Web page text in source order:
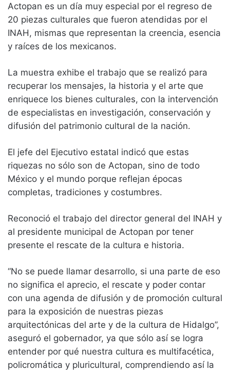
Actopan es un día muy especial por el regreso de
20 piezas culturales que fueron atendidas por el
INAH, mismas que representan la creencia, esencia
y raíces de los mexicanos.
La muestra exhibe el trabajo que se realizó para
recuperar los mensajes, la historia y el arte que
enriquece los bienes culturales, con la intervención
de especialistas en investigación, conservación y
difusión del patrimonio cultural de la nación.
El jefe del Ejecutivo estatal indicó que estas
riquezas no sólo son de Actopan, sino de todo
México y el mundo porque reflejan épocas
completas, tradiciones y costumbres.
Reconoció el trabajo del director general del INAH y
al presidente municipal de Actopan por tener
presente el rescate de la cultura e historia.
“No se puede llamar desarrollo, si una parte de eso
no significa el aprecio, el rescate y poder contar
con una agenda de difusión y de promoción cultural
para la exposición de nuestras piezas
arquitectónicas del arte y de la cultura de Hidalgo”,
aseguró el gobernador, ya que sólo así se logra
entender por qué nuestra cultura es multifacética,
policromática y pluricultural, comprendiendo así la